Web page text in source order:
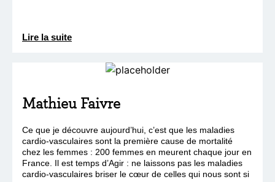
Lire la suite
Mathieu Faivre
Ce que je découvre aujourd’hui, c’est que les maladies
cardio-vasculaires sont la première cause de mortalité
chez les femmes : 200 femmes en meurent chaque jour en
France. Il est temps d’Agir : ne laissons pas les maladies
cardio-vasculaires briser le cœur de celles qui nous sont si